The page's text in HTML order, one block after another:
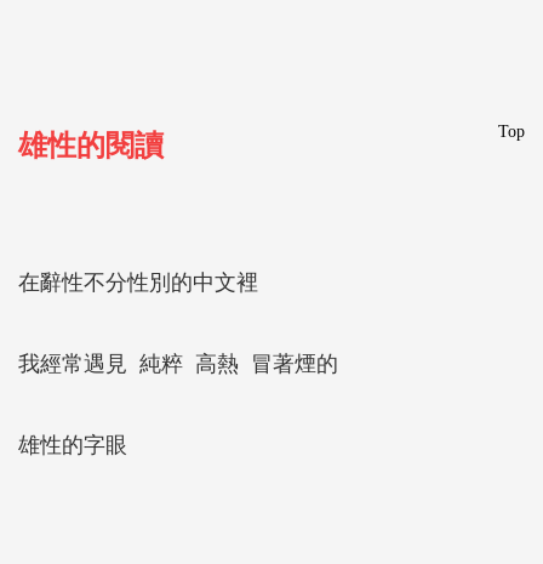
Top
雄性的閱讀
在辭性不分性別的中文裡
我經常遇見 純粹 高熱 冒著煙的
雄性的字眼